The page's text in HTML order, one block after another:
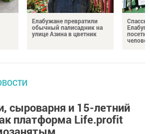
Елабужане превратили
обычный палисадник на
улице Азина в цветник
человек
сыроварня и 15-летний
платформа Life.profit